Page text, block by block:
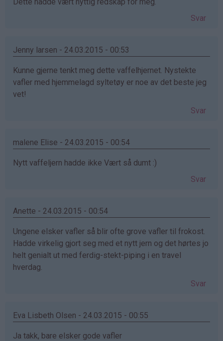
Svar
Jenny larsen - 24.03.2015 - 00:53
Kunne gjerne tenkt meg dette vaffelhjernet. Nystekte
vafler med hjemmelagd syltetøy er noe av det beste jeg
vet!
Svar
malene Elise - 24.03.2015 - 00:54
Nytt vaffeljern hadde ikke Vært så dumt :)
Svar
Anette - 24.03.2015 - 00:54
Ungene elsker vafler så blir ofte grove vafler til frokost.
Hadde virkelig gjort seg med et nytt jern og det hørtes jo
helt genialt ut med ferdig-stekt-piping i en travel
hverdag.
Svar
Eva Lisbeth Olsen - 24.03.2015 - 00:55
Ja takk, bare elsker gode vafler